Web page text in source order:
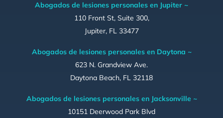
Abogados de lesiones personales en Jupiter ~
110 Front St, Suite 300,
Jupiter, FL 33477
Abogados de lesiones personales en Daytona ~
623 N. Grandview Ave.
Daytona Beach, FL 32118
Abogados de lesiones personales en Jacksonville ~
10151 Deerwood Park Blvd